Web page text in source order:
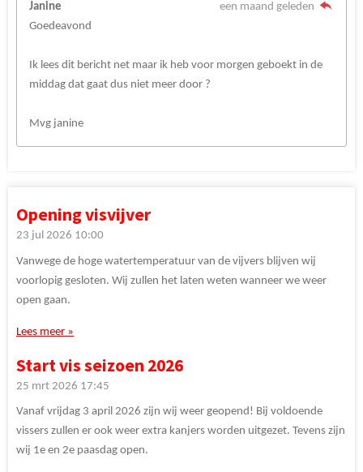
Janine
een maand geleden
Goedeavond
Ik lees dit bericht net maar ik heb voor morgen geboekt in de
middag dat gaat dus niet meer door ?
Mvg janine
Opening visvijver
23 jul 2026 10:00
Vanwege de hoge watertemperatuur van de vijvers blijven wij
voorlopig gesloten. Wij zullen het laten weten wanneer we weer
open gaan.
Lees meer »
Start vis seizoen 2026
25 mrt 2026 17:45
Vanaf vrijdag 3 april 2026 zijn wij weer geopend! Bij voldoende
vissers zullen er ook weer extra kanjers worden uitgezet. Tevens zijn
wij 1e en 2e paasdag open.